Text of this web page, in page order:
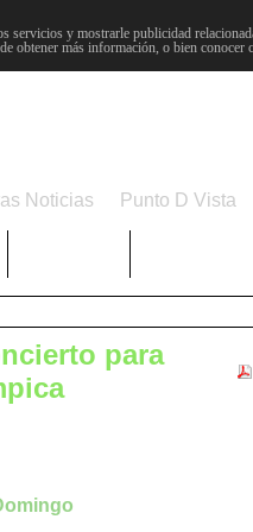
y mostrarle publicidad
obtener más información, o bien
Noticias Punto D Vista
para